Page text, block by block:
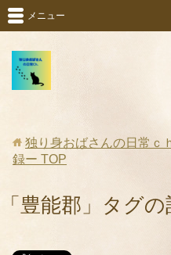
メニュー
独り身おばさんの日常ｃ
録ー TOP
「豊能郡」タグ